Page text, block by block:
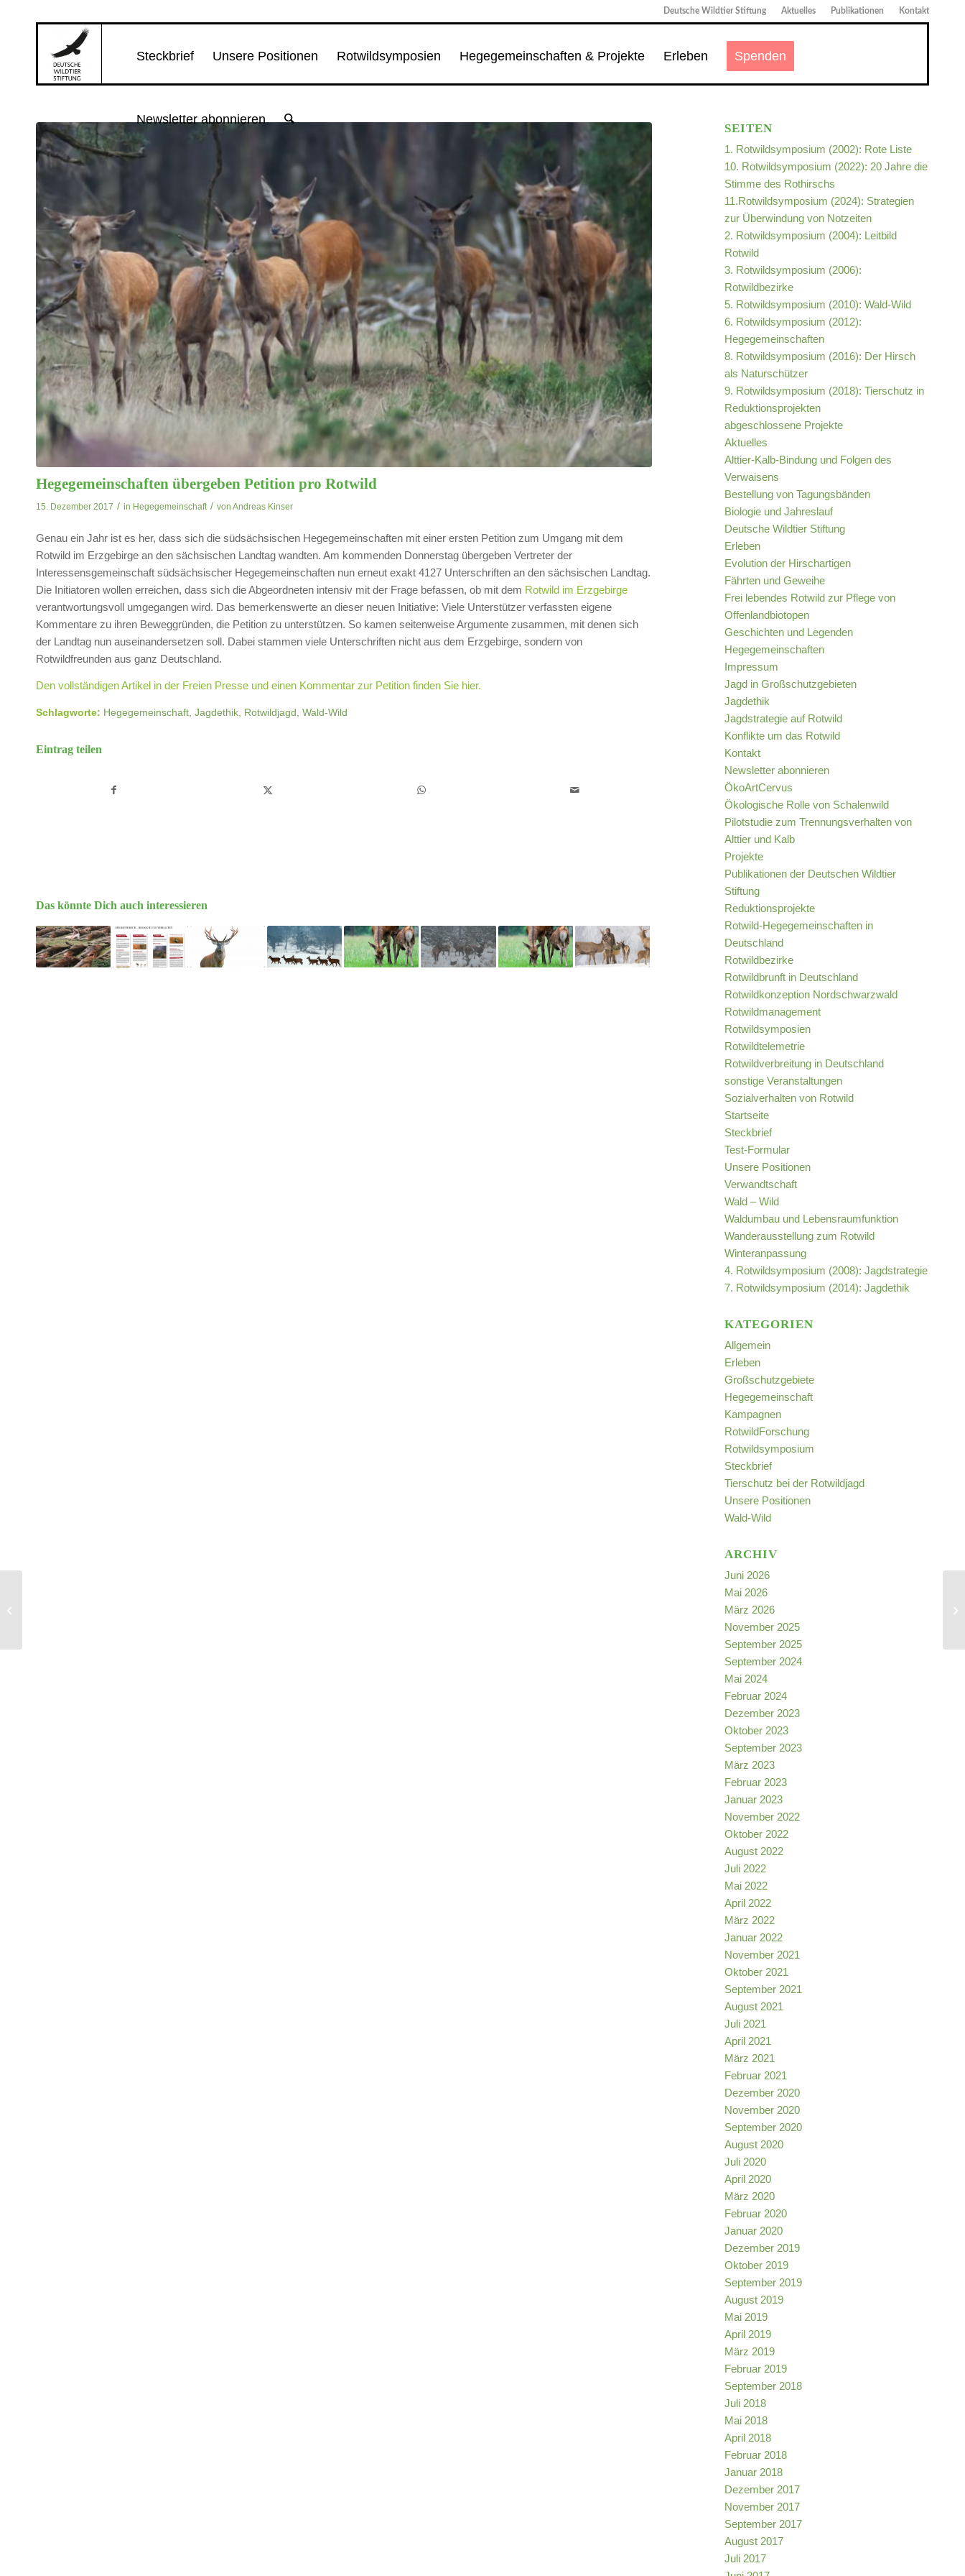
Deutsche Wildtier Stiftung Aktuelles Publikationen Kontakt
Steckbrief Unsere Positionen Rotwildsymposien Hegegemeinschaften & Projekte Erleben Spenden
Newsletter abonnieren
Hegegemeinschaften übergeben Petition pro Rotwild
15. Dezember 2017 / in Hegegemeinschaft / von Andreas Kinser
Genau ein Jahr ist es her, dass sich die südsächsischen Hegegemeinschaften mit einer ersten Petition zum Umgang mit dem
Rotwild im Erzgebirge an den sächsischen Landtag wandten. Am kommenden Donnerstag übergeben Vertreter der
Interessensgemeinschaft südsächsischer Hegegemeinschaften nun erneut exakt 4127 Unterschriften an den sächsischen Landtag.
Die Initiatoren wollen erreichen, dass sich die Abgeordneten intensiv mit der Frage befassen, ob mit dem Rotwild im Erzgebirge
verantwortungsvoll umgegangen wird. Das bemerkenswerte an dieser neuen Initiative: Viele Unterstützer verfassten eigene
Kommentare zu ihren Beweggründen, die Petition zu unterstützen. So kamen seitenweise Argumente zusammen, mit denen sich
der Landtag nun auseinandersetzen soll. Dabei stammen viele Unterschriften nicht aus dem Erzgebirge, sondern von
Rotwildfreunden aus ganz Deutschland.
Den vollständigen Artikel in der Freien Presse und einen Kommentar zur Petition finden Sie hier.
Schlagworte: Hegegemeinschaft Jagdethik Rotwildjagd Wald-Wild
Eintrag teilen
Das könnte Dich auch interessieren
SEITEN
1. Rotwildsymposium (2002): Rote Liste
10. Rotwildsymposium (2022): 20 Jahre die
Stimme des Rothirschs
11.Rotwildsymposium (2024): Strategien
zur Überwindung von Notzeiten
2. Rotwildsymposium (2004): Leitbild
Rotwild
3. Rotwildsymposium (2006):
Rotwildbezirke
5. Rotwildsymposium (2010): Wald-Wild
6. Rotwildsymposium (2012):
Hegegemeinschaften
8. Rotwildsymposium (2016): Der Hirsch
als Naturschützer
9. Rotwildsymposium (2018): Tierschutz in
Reduktionsprojekten
abgeschlossene Projekte
Aktuelles
Alttier-Kalb-Bindung und Folgen des
Verwaisens
Bestellung von Tagungsbänden
Biologie und Jahreslauf
Deutsche Wildtier Stiftung
Erleben
Evolution der Hirschartigen
Fährten und Geweihe
Frei lebendes Rotwild zur Pflege von
Offenlandbiotopen
Geschichten und Legenden
Hegegemeinschaften
Impressum
Jagd in Großschutzgebieten
Jagdethik
Jagdstrategie auf Rotwild
Konflikte um das Rotwild
Kontakt
Newsletter abonnieren
ÖkoArtCervus
Ökologische Rolle von Schalenwild
Pilotstudie zum Trennungsverhalten von
Alttier und Kalb
Projekte
Publikationen der Deutschen Wildtier
Stiftung
Reduktionsprojekte
Rotwild-Hegegemeinschaften in
Deutschland
Rotwildbezirke
Rotwildbrunft in Deutschland
Rotwildkonzeption Nordschwarzwald
Rotwildmanagement
Rotwildsymposien
Rotwildtelemetrie
Rotwildverbreitung in Deutschland
sonstige Veranstaltungen
Sozialverhalten von Rotwild
Startseite
Steckbrief
Test-Formular
Unsere Positionen
Verwandtschaft
Wald – Wild
Waldumbau und Lebensraumfunktion
Wanderausstellung zum Rotwild
Winteranpassung
4. Rotwildsymposium (2008): Jagdstrategie
7. Rotwildsymposium (2014): Jagdethik
KATEGORIEN
Allgemein
Erleben
Großschutzgebiete
Hegegemeinschaft
Kampagnen
RotwildForschung
Rotwildsymposium
Steckbrief
Tierschutz bei der Rotwildjagd
Unsere Positionen
Wald-Wild
ARCHIV
Juni 2026
Mai 2026
März 2026
November 2025
September 2025
September 2024
Mai 2024
Februar 2024
Dezember 2023
Oktober 2023
September 2023
März 2023
Februar 2023
Januar 2023
November 2022
Oktober 2022
August 2022
Juli 2022
Mai 2022
April 2022
März 2022
Januar 2022
November 2021
Oktober 2021
September 2021
August 2021
Juli 2021
April 2021
März 2021
Februar 2021
Dezember 2020
November 2020
September 2020
August 2020
Juli 2020
April 2020
März 2020
Februar 2020
Januar 2020
Dezember 2019
Oktober 2019
September 2019
August 2019
Mai 2019
April 2019
März 2019
Februar 2019
September 2018
Juli 2018
Mai 2018
April 2018
Februar 2018
Januar 2018
Dezember 2017
November 2017
September 2017
August 2017
Juli 2017